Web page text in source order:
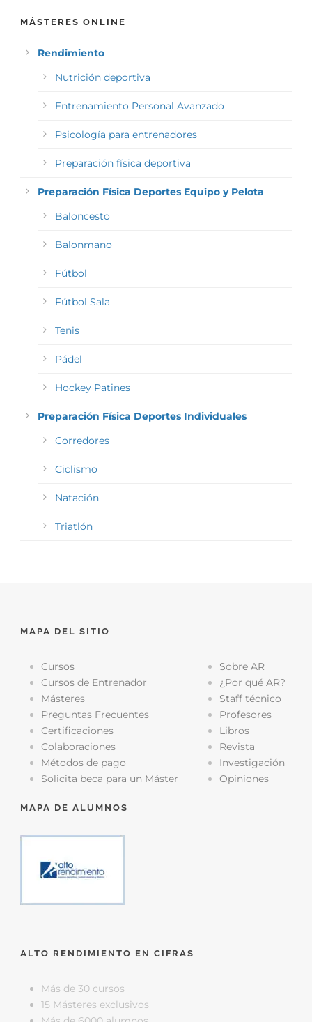
MÁSTERES ONLINE
Rendimiento
Nutrición deportiva
Entrenamiento Personal Avanzado
Psicología para entrenadores
Preparación física deportiva
Preparación Física Deportes Equipo y Pelota
Baloncesto
Balonmano
Fútbol
Fútbol Sala
Tenis
Pádel
Hockey Patines
Preparación Física Deportes Individuales
Corredores
Ciclismo
Natación
Triatlón
MAPA DEL SITIO
Cursos
Cursos de Entrenador
Másteres
Preguntas Frecuentes
Certificaciones
Colaboraciones
Métodos de pago
Solicita beca para un Máster
Sobre AR
¿Por qué AR?
Staff técnico
Profesores
Libros
Revista
Investigación
Opiniones
MAPA DE ALUMNOS
ALTO RENDIMIENTO EN CIFRAS
Más de 30 cursos
15 Másteres exclusivos